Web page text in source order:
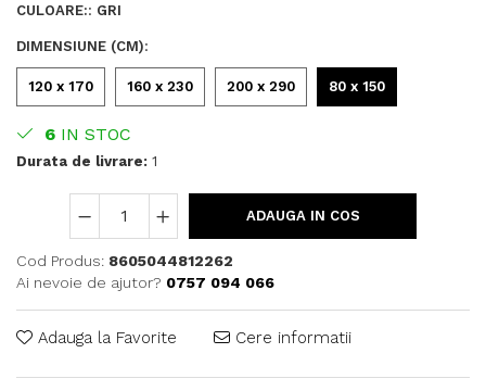
CULOARE:: GRI
DIMENSIUNE (CM):
120 x 170 160 x 230 200 x 290 80 x 150
6 IN STOC
Durata de livrare: 1
ADAUGA IN COS
Cod Produs: 8605044812262
Ai nevoie de ajutor? 0757 094 066
Adauga la Favorite Cere informatii